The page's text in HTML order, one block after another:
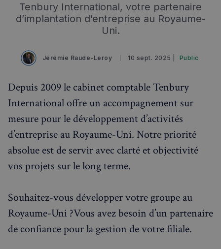
Recherche ✨ Chatbot IA
Annuaire des professionnels
Visites guidées
Événements à venir
Tenbury International, votre partenaire
d’implantation d’entreprise au Royaume-
Uni.
Jérémie Raude-Leroy 10 sept. 2025 | Public
Depuis 2009 le cabinet comptable Tenbury
International offre un accompagnement sur
mesure pour le développement d’activités
d’entreprise au Royaume-Uni. Notre priorité
absolue est de servir avec clarté et objectivité
vos projets sur le long terme.
Souhaitez-vous développer votre groupe au
Royaume-Uni ?Vous avez besoin d’un partenaire
de confiance pour la gestion de votre filiale.